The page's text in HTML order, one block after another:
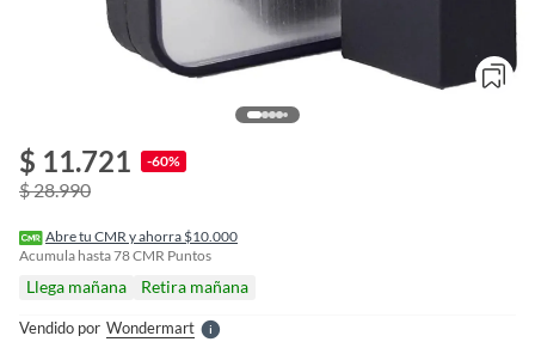
$ 11.721 -60%
$ 28.990
Abre tu CMR y ahorra $10.000
Acumula hasta78CMR Puntos
Llega mañana Retira mañana
Vendido por WondermartS
l
e
r